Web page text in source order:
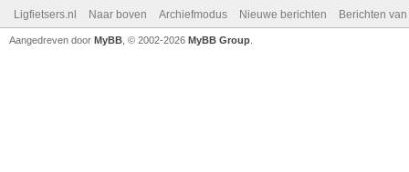
Ligfietsers.nl Naar boven Archiefmodus Nieuwe berichten Berichten
Aangedreven door MyBB , © 2002-2026 MyBB Group